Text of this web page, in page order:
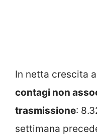
In netta crescita
contagi non
trasmissione:
settimana